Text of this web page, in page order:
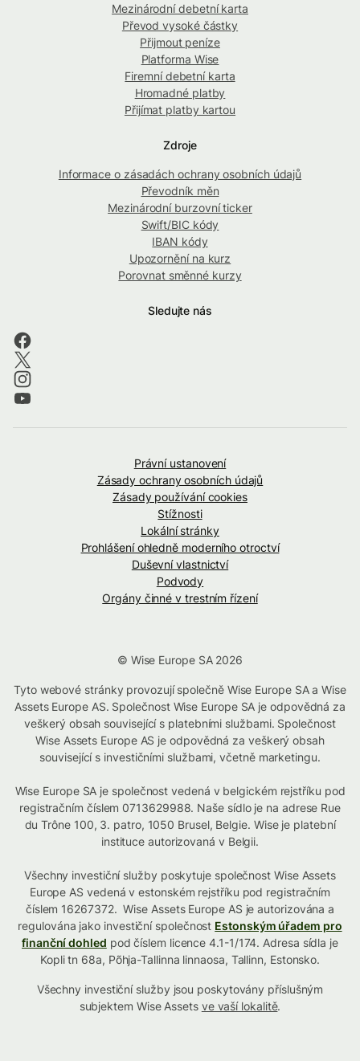
Mezinárodní debetní karta
Převod vysoké částky
Přijmout peníze
Platforma Wise
Firemní debetní karta
Hromadné platby
Přijímat platby kartou
Zdroje
Informace o zásadách ochrany osobních údajů
Převodník měn
Mezinárodní burzovní ticker
Swift/BIC kódy
IBAN kódy
Upozornění na kurz
Porovnat směnné kurzy
Sledujte nás
Právní ustanovení
Zásady ochrany osobních údajů
Zásady používání cookies
Stížnosti
Lokální stránky
Prohlášení ohledně moderního otroctví
Duševní vlastnictví
Podvody
Orgány činné v trestním řízení
© Wise Europe SA 2026
Tyto webové stránky provozují společně Wise Europe SA a Wise
Assets Europe AS. Společnost Wise Europe SA je odpovědná za
veškerý obsah související s platebními službami. Společnost
Wise Assets Europe AS je odpovědná za veškerý obsah
související s investičními službami, včetně marketingu.
Wise Europe SA je společnost vedená v belgickém rejstříku pod
registračním číslem 0713629988. Naše sídlo je na adrese Rue
du Trône 100, 3. patro, 1050 Brusel, Belgie. Wise je platební
instituce autorizovaná v Belgii.
Všechny investiční služby poskytuje společnost Wise Assets
Europe AS vedená v estonském rejstříku pod registračním
číslem 16267372. Wise Assets Europe AS je autorizována a
regulována jako investiční společnost Estonským úřadem pro
finanční dohled pod číslem licence 4.1-1/174. Adresa sídla je
Kopli tn 68a, Põhja-Tallinna linnaosa, Tallinn, Estonsko.
Všechny investiční služby jsou poskytovány příslušným
subjektem Wise Assets ve vaší lokalitě.